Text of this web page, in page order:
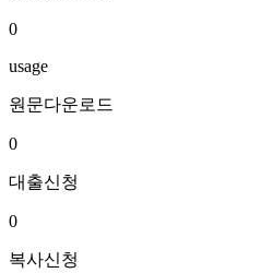
0
usage
원문다운로드
0
대출신청
0
복사신청